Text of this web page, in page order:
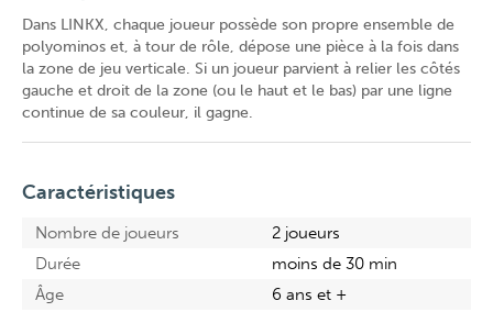
Dans LINKX, chaque joueur possède son propre ensemble de
polyominos et, à tour de rôle, dépose une pièce à la fois dans
la zone de jeu verticale. Si un joueur parvient à relier les côtés
gauche et droit de la zone (ou le haut et le bas) par une ligne
continue de sa couleur, il gagne.
Caractéristiques
Nombre de joueurs
2 joueurs
Durée
moins de 30 min
Âge
6 ans et +